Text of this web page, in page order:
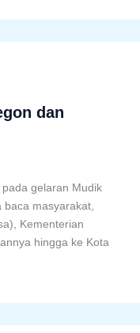
dan
gelaran Mudik
baca masyarakat,
Kementerian
hingga ke Kota